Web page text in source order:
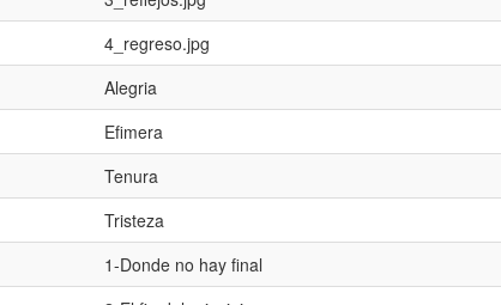
4_regreso.jpg
Alegria
Efimera
Tenura
Tristeza
1-Donde no hay final